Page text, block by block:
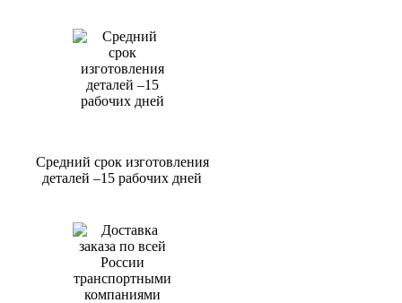
Средний срок изготовления
деталей –15 рабочих дней